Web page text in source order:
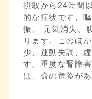
摂取から24時間
的な症状です。
振、 元気消失、
ります。このほ
少、運動失調、
す。重度な腎障
は、命の危険があ